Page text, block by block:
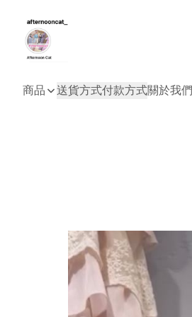
商品 送貨方式付款方式關於我們